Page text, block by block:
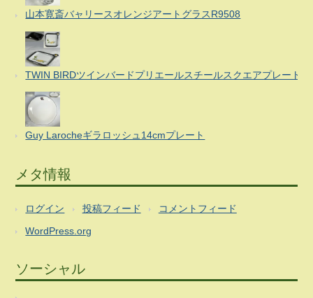
山本寛斎バャリースオレンジアートグラスR9508
TWIN BIRDツインバードプリエールスチールスクエアプレート
Guy Larocheギラロッシュ14cmプレート
メタ情報
ログイン 投稿フィード コメントフィード
WordPress.org
ソーシャル